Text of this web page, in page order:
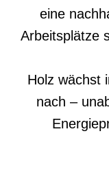
eine
Arbeitsplätze
Holz wächst
nach –